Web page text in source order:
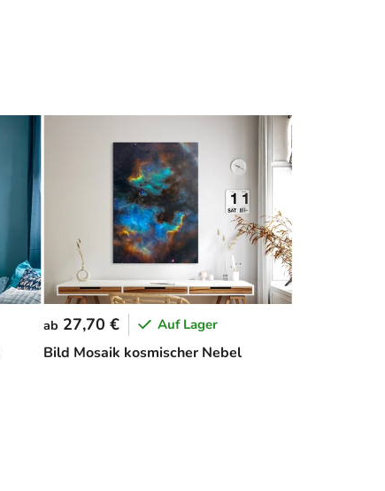
Bild Mosaik kosmischer Nebel
ab 27,70 € Auf Lager